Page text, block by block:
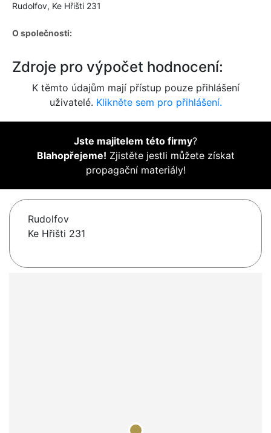
Rudolfov, Ke Hřišti 231
O společnosti:
Zdroje pro výpočet hodnocení:
K těmto údajům mají přístup pouze přihlášení
uživatelé. Klikněte sem pro přihlášení.
Jste majitelem této firmy?
Blahopřejeme! Zjistěte jestli můžete získat
propagační materiály!
Rudolfov
Ke Hřišti 231